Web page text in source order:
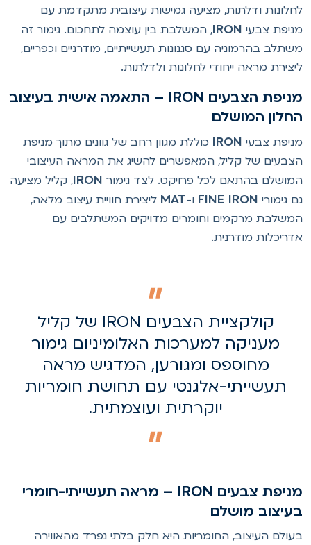
ודלתות, מציעה גמישות עיצובית מתקדמת עם
צבעיIRON, המשלבת בין עוצמה לתחכום. גימור זה
בהרמוניה עם סגנונות תעשייתיים, מודרניים וכפריים,
מראה ייחודי לחלונות ולדלתות.
מניפת הצבעים IRON – התאמה אישית בעיצוב
המושלם
צבעיIRONכוללת מגוון רחב של גוונים מתוך מניפת
של קליל, המאפשרים להשיג את המראה העיצובי
בהתאם לכל פרויקט. לצד גימורIRON, קליל מציעה
גימוריFINE IRONו- MATליצירת חוויית עיצוב מלאה,
מרקמים וחומרים מדויקים המשתלבים עם
מודרנית.
קולקציית הצבעים IRON של קליל
מעניקה למערכות האלומיניום גימור
מחוספס ומגורען, המדגיש מראה
תעשייתי-אלגנטי עם תחושת חומריות
יוקרתית ועוצמתית.
מניפת צבעים IRON – מראה תעשייתי-חומרי
מושלם
העיצוב, החומריות היא חלק בלתי נפרד מהאווירה